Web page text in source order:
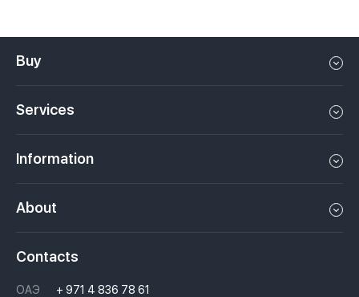
Buy
Apartments in Dubai
Penthouse in Dubai
Services
Rent a property in Dubai, UAE
Недвижимость за криптовалюту в Дубае
Information
Laws
Questions And Answers
About
Contacts
ОАЭ + 971 4 836 78 61